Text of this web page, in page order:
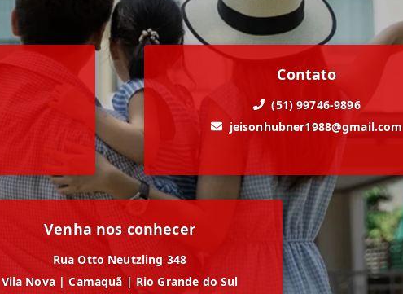
Contato
(51) 99746-9896
jeisonhubner1988@gmail.com
Venha nos conhecer
Rua Otto Neutzling 348
Vila Nova | Camaquã | Rio Grande do Sul